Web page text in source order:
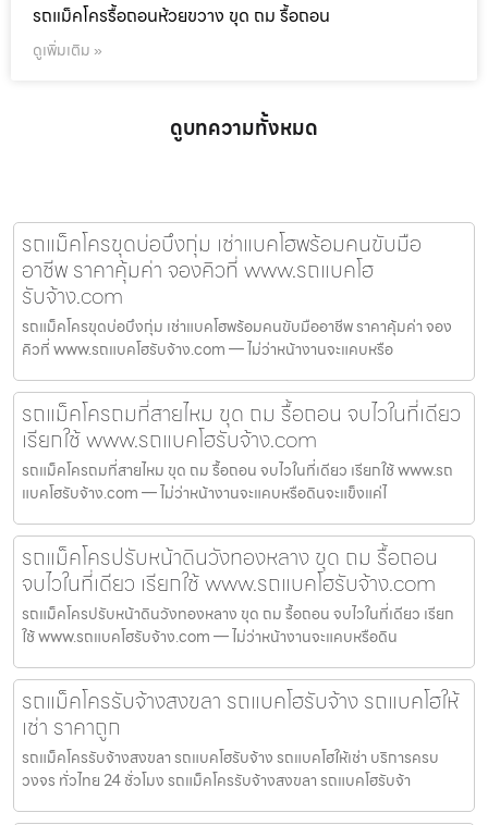
รถแม็คโครรื้อถอนห้วยขวาง ขุด ถม รื้อถอน
ดูเพิ่มเติม »
ดูบทความทั้งหมด
รถแม็คโครขุดบ่อบึงกุ่ม เช่าแบคโฮพร้อมคนขับมือ
อาชีพ ราคาคุ้มค่า จองคิวที่ www.รถแบคโฮ
รับจ้าง.com
รถแม็คโครขุดบ่อบึงกุ่ม เช่าแบคโฮพร้อมคนขับมืออาชีพ ราคาคุ้มค่า จอง
คิวที่ www.รถแบคโฮรับจ้าง.com — ไม่ว่าหน้างานจะแคบหรือ
รถแม็คโครถมที่สายไหม ขุด ถม รื้อถอน จบไวในที่เดียว
เรียกใช้ www.รถแบคโฮรับจ้าง.com
รถแม็คโครถมที่สายไหม ขุด ถม รื้อถอน จบไวในที่เดียว เรียกใช้ www.รถ
แบคโฮรับจ้าง.com — ไม่ว่าหน้างานจะแคบหรือดินจะแข็งแค่ไ
รถแม็คโครปรับหน้าดินวังทองหลาง ขุด ถม รื้อถอน
จบไวในที่เดียว เรียกใช้ www.รถแบคโฮรับจ้าง.com
รถแม็คโครปรับหน้าดินวังทองหลาง ขุด ถม รื้อถอน จบไวในที่เดียว เรียก
ใช้ www.รถแบคโฮรับจ้าง.com — ไม่ว่าหน้างานจะแคบหรือดิน
รถแม็คโครรับจ้างสงขลา รถแบคโฮรับจ้าง รถแบคโฮให้
เช่า ราคาถูก
รถแม็คโครรับจ้างสงขลา รถแบคโฮรับจ้าง รถแบคโฮให้เช่า บริการครบ
วงจร ทั่วไทย 24 ชั่วโมง รถแม็คโครรับจ้างสงขลา รถแบคโฮรับจ้า